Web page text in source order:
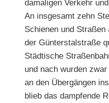
damaligen Verkehr
An insgesamt zehn
Schienen und
der Günterstalstraße
Städtische
und nach wurden
an den Übergängen
blieb das dampfende